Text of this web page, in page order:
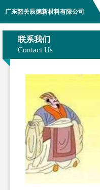
广东韶关辰德新材料有限公司
联系我们
Contact Us